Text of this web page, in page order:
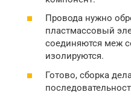
Провода нужно
пластмассовый
соединяются меж
изолируются.
Готово, сборка